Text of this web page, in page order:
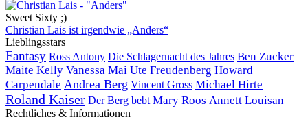
Sweet Sixty ;)
Christian Lais ist irgendwie „Anders“
Lieblingsstars
Fantasy Ross Antony Die Schlagernacht des Jahres Ben Zucker
Maite Kelly Vanessa Mai Ute Freudenberg Howard
Carpendale Andrea Berg Vincent Gross Michael Hirte
Roland Kaiser Der Berg bebt Mary Roos Annett Louisan
Rechtliches & Informationen